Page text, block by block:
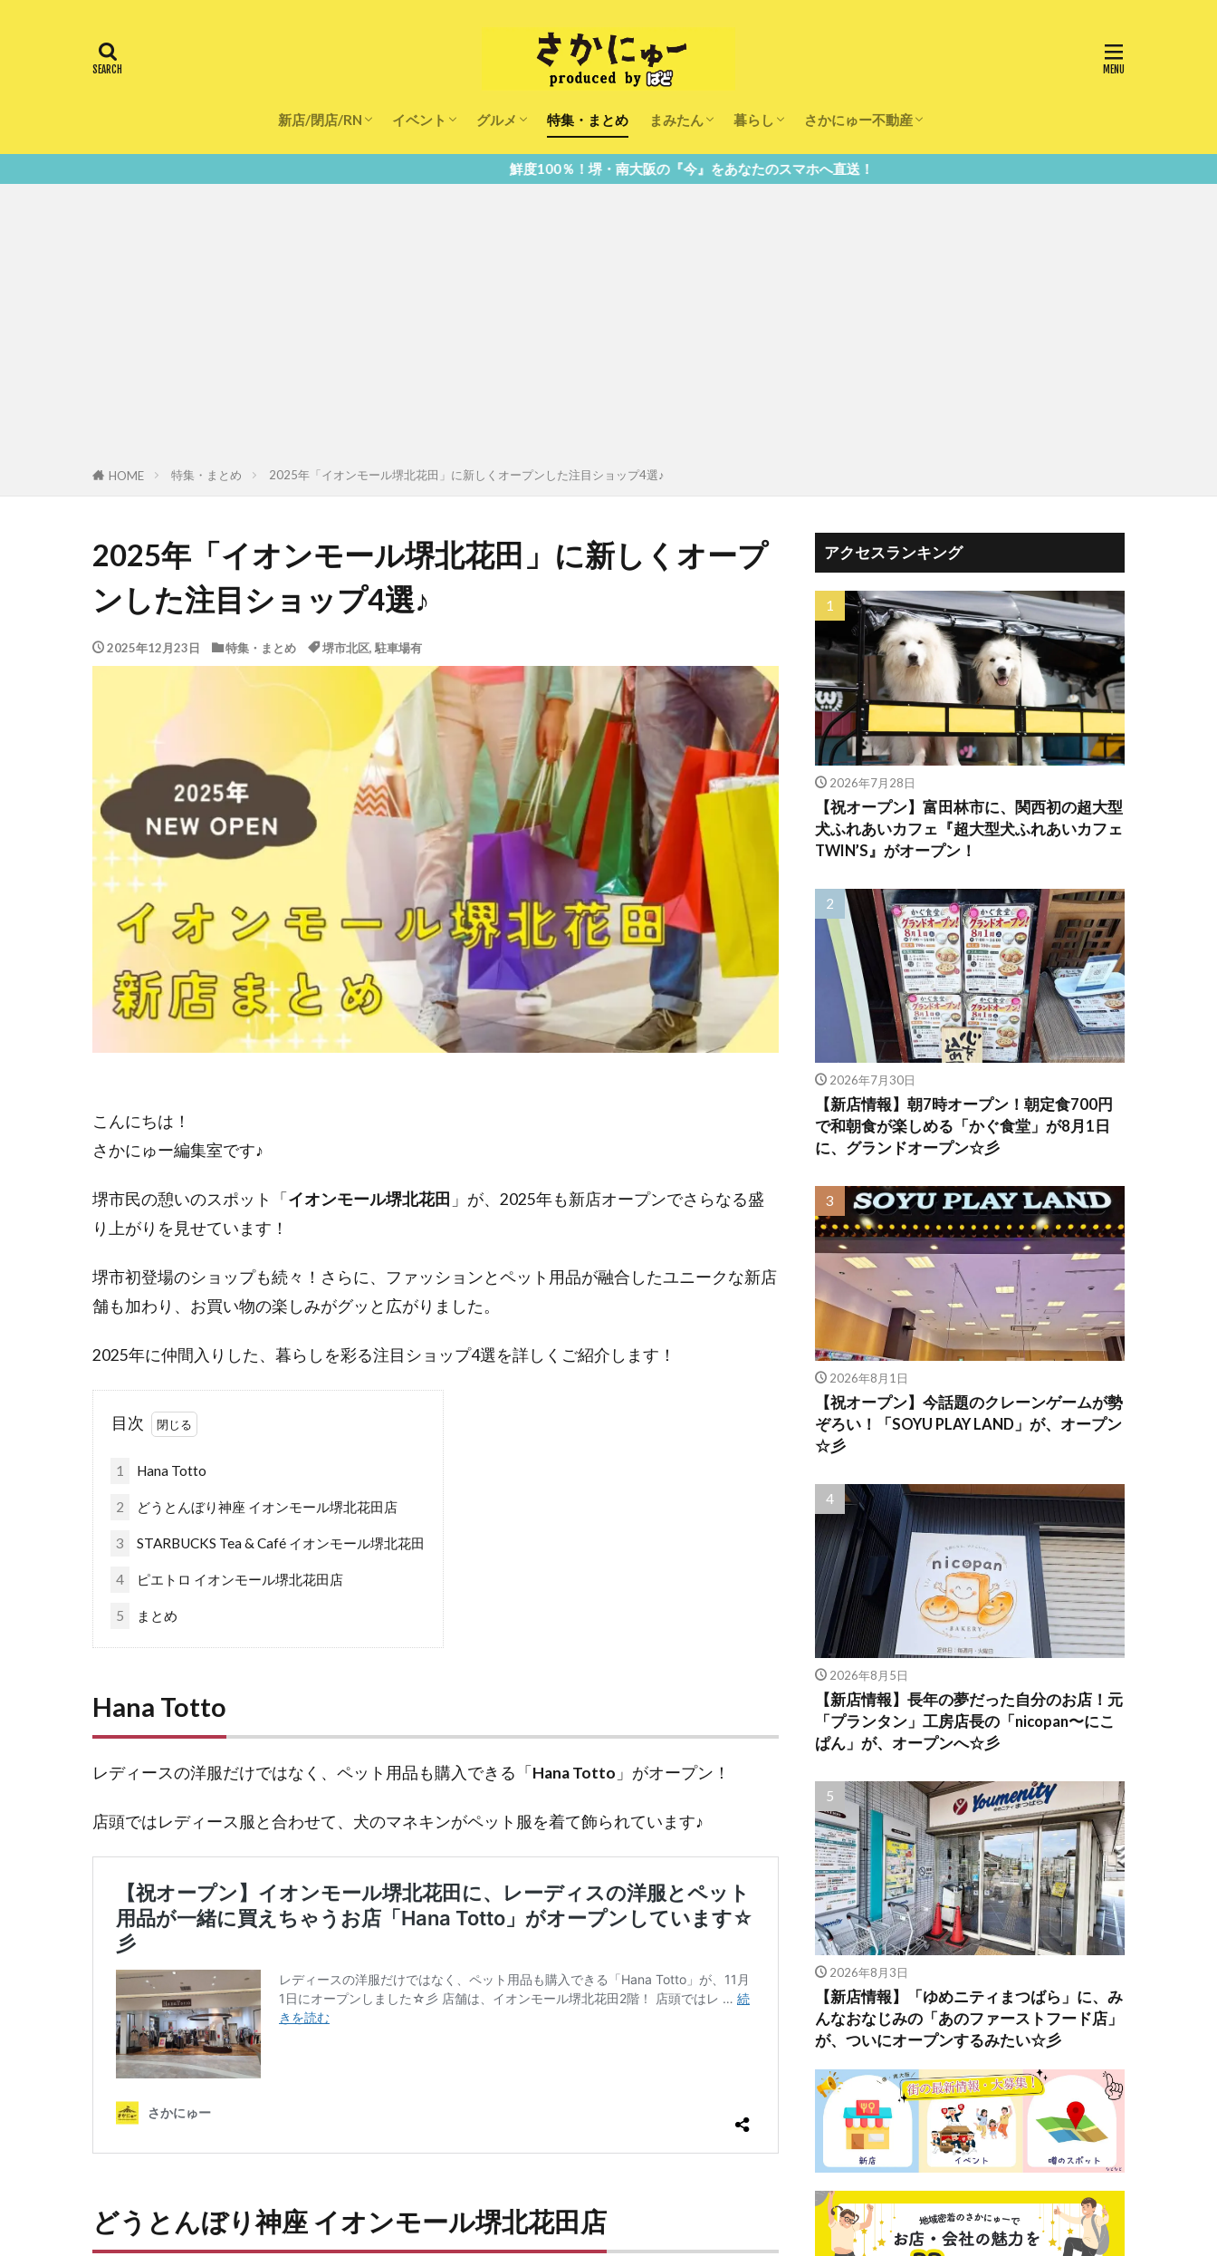
新店/閉店/RN イベント グルメ
ランチ
カフェ
特集・まとめ まみたん
まみたんイベント・おでかけ
習い事・キャンペーン
幼稚園・こども園・保育園
暮らし
医療
美容・健康
大人の習い事
キッズ
子供の教育
子供の習い事
おしごと
さかにゅー不動産
住宅
リフォーム
鮮度100％！堺・南大阪の『今』をあなたのスマホへ直送！
HOME 特集・まとめ 2025年「イオンモール堺北花田」に新しくオープンした注目ショップ4選♪
2025年「イオンモール堺北花田」に新しくオープ
ンした注目ショップ4選♪
2025年12月23日 特集・まとめ 堺市北区, 駐車場有
こんにちは！
さかにゅー編集室です♪
堺市民の憩いのスポット「イオンモール堺北花田 」が、2025年も新店オープンでさらなる盛
り上がりを見せています！
堺市初登場のショップも続々！さらに、ファッションとペット用品が融合したユニークな新店
舗も加わり、お買い物の楽しみがグッと広がりました。
2025年に仲間入りした、暮らしを彩る注目ショップ4選を詳しくご紹介します！
目次
1 Hana Totto
2 どうとんぼり神座 イオンモール堺北花田店
3 STARBUCKS Tea & Café イオンモール堺北花田
4 ピエトロ イオンモール堺北花田店
5 まとめ
Hana Totto
レディースの洋服だけではなく、ペット用品も購入できる「Hana Totto 」がオープン！
店頭ではレディース服と合わせて、犬のマネキンがペット服を着て飾られています♪
どうとんぼり神座 イオンモール堺北花田店
アクセスランキング
2026年7月28日
【祝オープン】富田林市に、関西初の超大型
犬ふれあいカフェ『超大型犬ふれあいカフェ
TWIN’S』がオープン！
2026年7月30日
【新店情報】朝7時オープン！朝定食700円
で和朝食が楽しめる「かぐ食堂」が8月1日
に、グランドオープン☆彡
2026年8月1日
【祝オープン】今話題のクレーンゲームが勢
ぞろい！「SOYU PLAY LAND」が、オープン
☆彡
2026年8月5日
【新店情報】長年の夢だった自分のお店！元
「プランタン」工房店長の「nicopan〜にこ
ぱん」が、オープンへ☆彡
2026年8月3日
【新店情報】「ゆめニティまつばら」に、み
んなおなじみの「あのファーストフード店」
が、ついにオープンするみたい☆彡